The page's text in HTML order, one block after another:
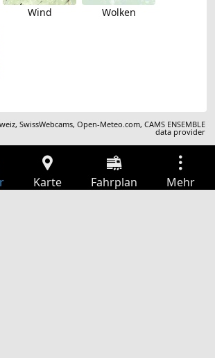
Wind Wolken
,SwissWebcams,Open-Meteo.com,CAMS ENSEMBLE
data provider
Karte Fahrplan Mehr